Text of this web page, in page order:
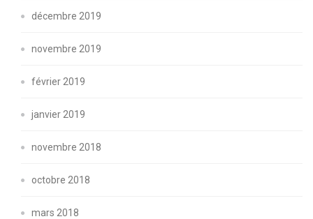
décembre 2019
novembre 2019
février 2019
janvier 2019
novembre 2018
octobre 2018
mars 2018